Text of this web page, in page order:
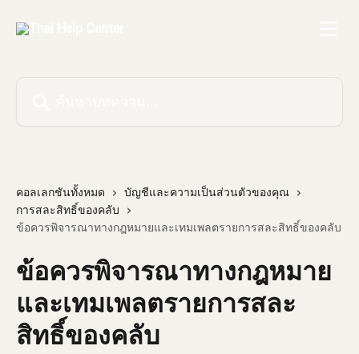
คอลเลกชันทั้งหมด
บัญชีและความเป็นส่วนตัวของคุณ
การสละสิทธิ์ของคลับ
ข้อควรพิจารณาทางกฎหมายและเทมเพลตรายการสละสิทธิ์ของคลับ
ข้อควรพิจารณาทางกฎหมาย
และเทมเพลตรายการสละ
สิทธิ์ของคลับ